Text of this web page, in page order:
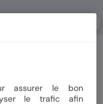
assurer le bon
le trafic afin